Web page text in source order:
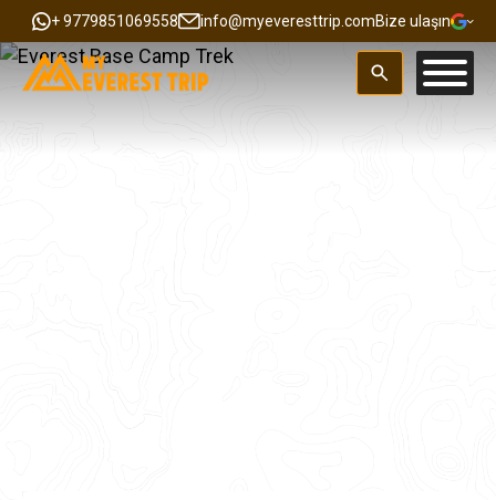
+ 9779851069558 info@myeveresttrip.comBize ulaşın